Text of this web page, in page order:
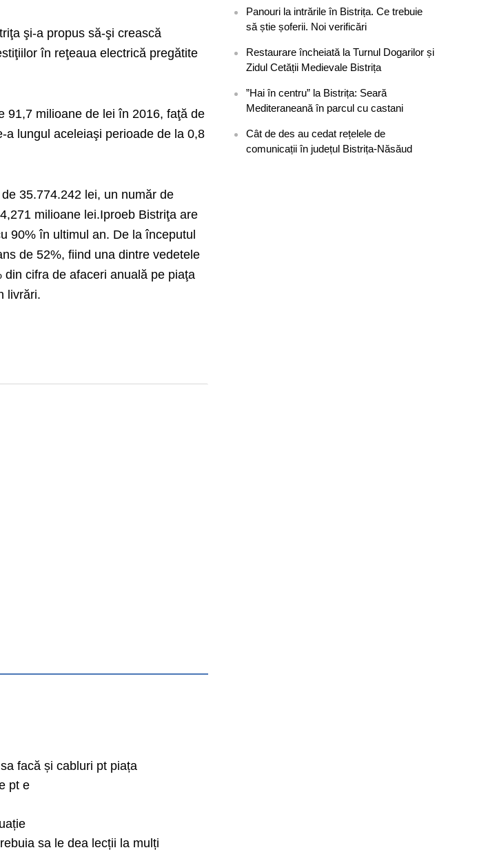
şi-a propus să-şi crească
în reţeaua electrică pregătite
91,7 milioane de lei în 2016, faţă de
lungul aceleiaşi perioade de la 0,8
35.774.242 lei, un număr de
milioane lei.Iproeb Bistriţa are
90% în ultimul an. De la începutul
de 52%, fiind una dintre vedetele
cifra de afaceri anuală pe piaţa
livrări.
facă și cabluri pt piața
pt e
sa le dea lecții la mulți
Panouri la intrările în Bistrița. Ce trebuie
să știe șoferii. Noi verificări
Restaurare încheiată la Turnul Dogarilor și
Zidul Cetății Medievale Bistrița
”Hai în centru” la Bistrița: Seară
Mediteraneană în parcul cu castani
Cât de des au cedat rețelele de
comunicații în județul Bistrița-Năsăud